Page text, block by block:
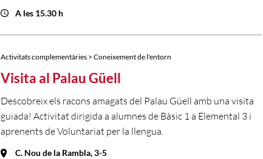
A les 15.30 h
Activitats complementàries > Coneixement de l'entorn
Visita al Palau Güell
Descobreix els racons amagats del Palau Güell amb una visita
guiada! Activitat dirigida a alumnes de Bàsic 1 a Elemental 3 i
aprenents de Voluntariat per la llengua.
C. Nou de la Rambla, 3-5